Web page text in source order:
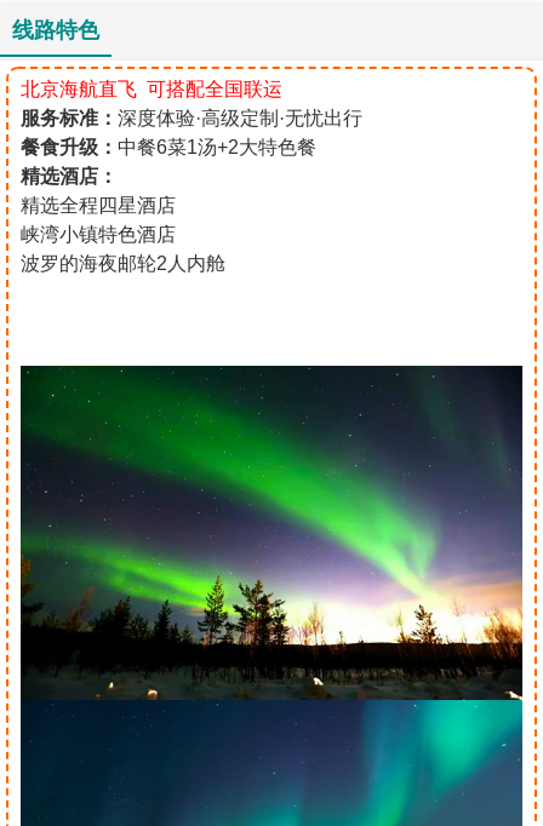
线路特色
北京海航直飞 可搭配全国联运
服务标准： 深度体验·高级定制·无忧出行
餐食升级： 中餐6菜1汤+2大特色餐
精选酒店：
精选全程四星酒店
峡湾小镇特色酒店
波罗的海夜邮轮2人内舱